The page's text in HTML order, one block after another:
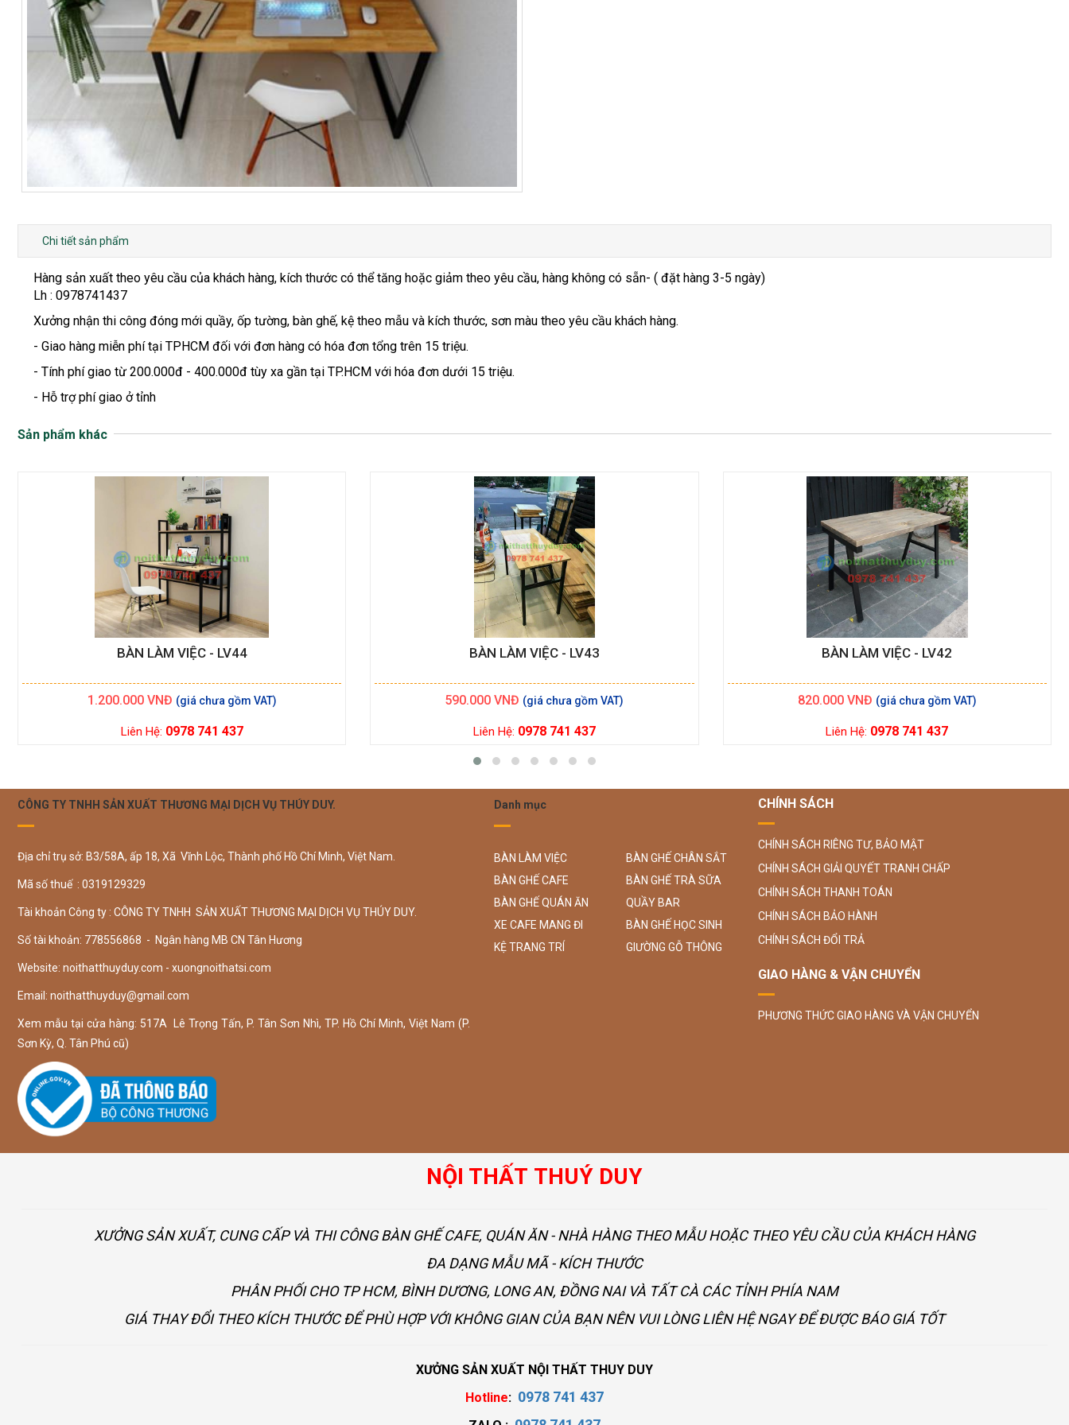
Chi tiết sản phẩm
Hàng sản xuất theo yêu cầu của khách hàng, kích thước có thể tăng hoặc giảm theo yêu cầu, hàng không có sẵn- ( đặt hàng 3-5 ngày)
Lh : 0978741437
Xưởng nhận thi công đóng mới quầy, ốp tường, bàn ghế, kệ theo mẫu và kích thước, sơn màu theo yêu cầu khách hàng.
- Giao hàng miễn phí tại TPHCM đối với đơn hàng có hóa đơn tổng trên 15 triệu.
- Tính phí giao từ 200.000đ - 400.000đ tùy xa gần tại TP.HCM với hóa đơn dưới 15 triệu.
- Hỗ trợ phí giao ở tỉnh
Sản phẩm khác
BÀN LÀM VIỆC - LV44
1.200.000VNĐ
Liên Hệ: 0978 741 437
BÀN LÀM VIỆC - LV43
590.000 VNĐ
Liên Hệ: 0978 741 437
BÀN LÀM VIỆC - LV42
820.000VNĐ
Liên Hệ: 0978 741 437
CÔNG TY TNHH SẢN XUẤT THƯƠNG MẠI DỊCH VỤ THÚY DUY.
Địa chỉ trụ sở: B3/58A, ấp 18, Xã Vĩnh Lộc, Thành phố Hồ Chí Minh, Việt Nam.
Mã số thuế : 0319129329
Tài khoản Công ty : CÔNG TY TNHH SẢN XUẤT THƯƠNG MẠI DỊCH VỤ THÚY DUY.
Số tài khoản: 778556868 - Ngân hàng MB CN Tân Hương
Website: noithatthuyduy.com - xuongnoithatsi.com
Email: noithatthuyduy@gmail.com
Xem mẫu tại cửa hàng: 517A Lê Trọng Tấn, P. Tân Sơn Nhì, TP. Hồ Chí Minh, Việt Nam (P.
Sơn Kỳ, Q. Tân Phú cũ)
Danh mục
BÀN LÀM VIỆC
BÀN GHẾ CHÂN SẮT
BÀN GHẾ CAFE
BÀN GHẾ TRÀ SỮA
BÀN GHẾ QUÁN ĂN
QUẦY BAR
XE CAFE MANG ĐI
BÀN GHẾ HỌC SINH
KỆ TRANG TRÍ
GIƯỜNG GỖ THÔNG
CHÍNH SÁCH
CHÍNH SÁCH RIÊNG TƯ, BẢO MẬT
CHÍNH SÁCH GIẢI QUYẾT TRANH CHẤP
CHÍNH SÁCH THANH TOÁN
CHÍNH SÁCH BẢO HÀNH
CHÍNH SÁCH ĐỔI TRẢ
GIAO HÀNG & VẬN CHUYỂN
PHƯƠNG THỨC GIAO HÀNG VÀ VẬN CHUYỂN
NỘI THẤT THUÝ DUY
XƯỞNG SẢN XUẤT, CUNG CẤP VÀ THI CÔNG BÀN GHẾ CAFE, QUÁN ĂN - NHÀ HÀNG THEO MẪU HOẶC THEO YÊU CẦU CỦA KHÁCH HÀNG
ĐA DẠNG MẪU MÃ - KÍCH THƯỚC
PHÂN PHỐI CHO TP HCM, BÌNH DƯƠNG, LONG AN, ĐỒNG NAI VÀ TẤT CÀ CÁC TỈNH PHÍA NAM
GIÁ THAY ĐỔI THEO KÍCH THƯỚC ĐỂ PHÙ HỢP VỚI KHÔNG GIAN CỦA BẠN NÊN VUI LÒNG LIÊN HỆ NGAY ĐỂ ĐƯỢC BÁO GIÁ TỐT
XƯỞNG SẢN XUẤT NỘI THẤT THUY DUY
Hotline: 0978 741 437